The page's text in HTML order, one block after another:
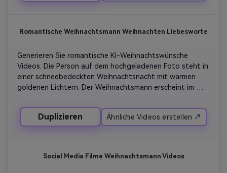
Weihnachtsbotschaft, die Freundlichkeit und
gemütlicher Urlaubston.
Romantische Weihnachtsmann Weihnachten Liebesworte
Generieren Sie romantische KI-Weihnachtswünsche
Videos. Die Person auf dem hochgeladenen Foto steht in
einer schneebedeckten Weihnachtsnacht mit warmen
goldenen Lichtern. Der Weihnachtsmann erscheint im
liebevollen Moment segnen. Diese Botschaft konzentriert
sich auf Liebe, Wärme und das gemeinsame Teilen von
Duplizieren Ähnliche Videos erstellen ↗
Social Media Filme Weihnachtsmann Videos